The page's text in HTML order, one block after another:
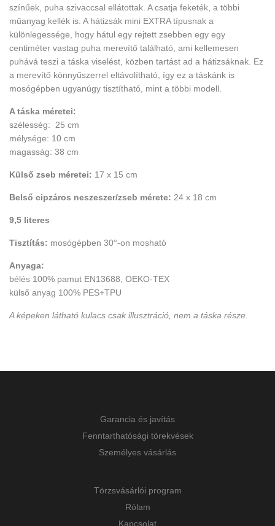
színűek, puha szivaccsal ellátottak. A csatja feketék, a többi
műanyag kellék is. A hátizsák mini EXTRA típusnak a
különlegessége, hogy hátul egy rejtett zsebben egy egy
centiméter vastag puha merevítő található, ami kellemesen
puhává teszi a táska viselést, közben tartást ad a hátizsáknak. Ez
a merevítő könnyűszerrel eltávolítható, így ez a táskánk is
mosógépben ugyanúgy tisztítható, mint a többi modell.
A táska méretei:
szélesség: 25 cm
mélysége: 10 cm
magasság: 38 cm
Külső zseb méretei: 17 x 15 cm
Belső cipzáros neszeszer/zseb mérete: 24 x 18 cm
9,5 literes
Tisztítás: mosógépben 30°-on mosható
Anyaga:
bélés 100% pamut EN13688, OEKO-TEX
külső anyag 100% PES+TPU
A képeken látható kulacs csak illusztráció, nem a táska része.
Garancia és javítás
Fenntarthatósági törekvések
Személyes vásárlás
Törzsvásárlói program
Rólam
Kapcsolat